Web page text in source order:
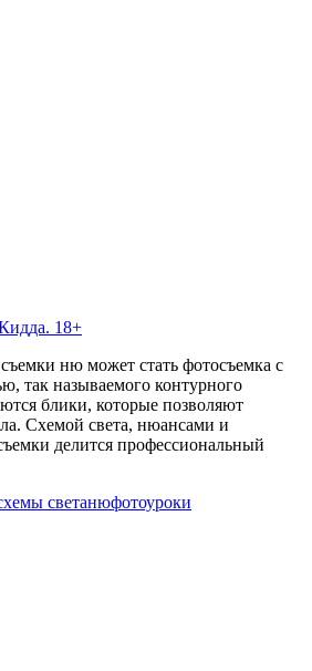
18+
ню может стать фотосъемка с
так называемого контурного
блики, которые позволяют
Схемой света, нюансами и
делится профессиональный
светанюфотоуроки